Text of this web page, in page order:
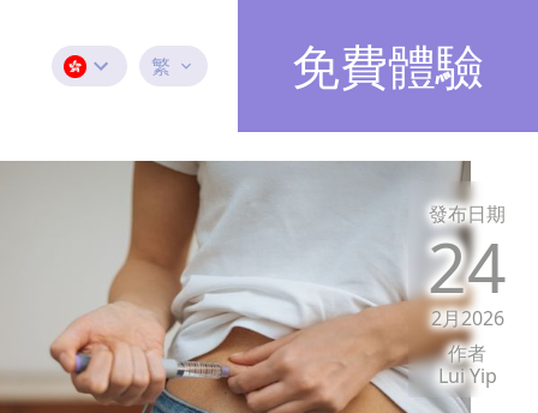
繁 免費體驗
發布日期
24
2月2026
作者
Lui Yip